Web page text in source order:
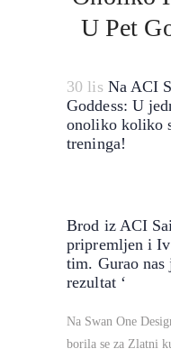
U Pet
30 lis Na ACI
Goddess: U
onoliko koliko
treninga!
Brod iz ACI
pripremljen i
tim. Gurao
rezultat ‘
Na Swan One
borila se za Zlatni